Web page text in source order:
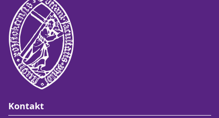
Kontakt